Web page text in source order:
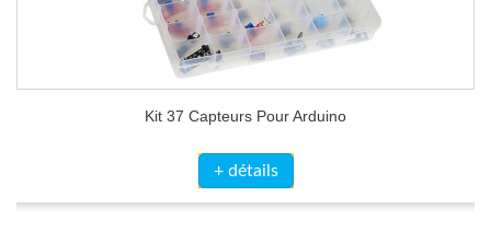
Kit 37 Capteurs Pour Arduino
+ détails